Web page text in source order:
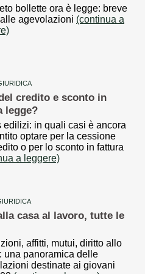
bollette ora è legge: breve
agevolazioni (continua a
credito e sconto in
legge?
edilizi: in quali casi è ancora
optare per la cessione
o per lo sconto in fattura
a leggere)
casa al lavoro, tutte le
affitti, mutui, diritto allo
una panoramica delle
destinate ai giovani